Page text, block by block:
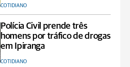
COTIDIANO
Polícia Civil prende três
homens por tráfico de drogas
em Ipiranga
COTIDIANO